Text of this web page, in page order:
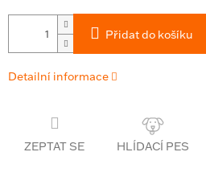
Přidat do košíku
Detailní informace
ZEPTAT SE